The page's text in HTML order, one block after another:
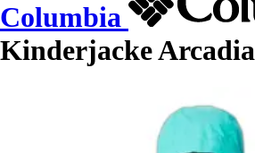
Columbia
Kinderjacke Arcadia